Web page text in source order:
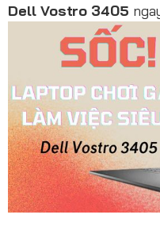
Dell Vostro 3405